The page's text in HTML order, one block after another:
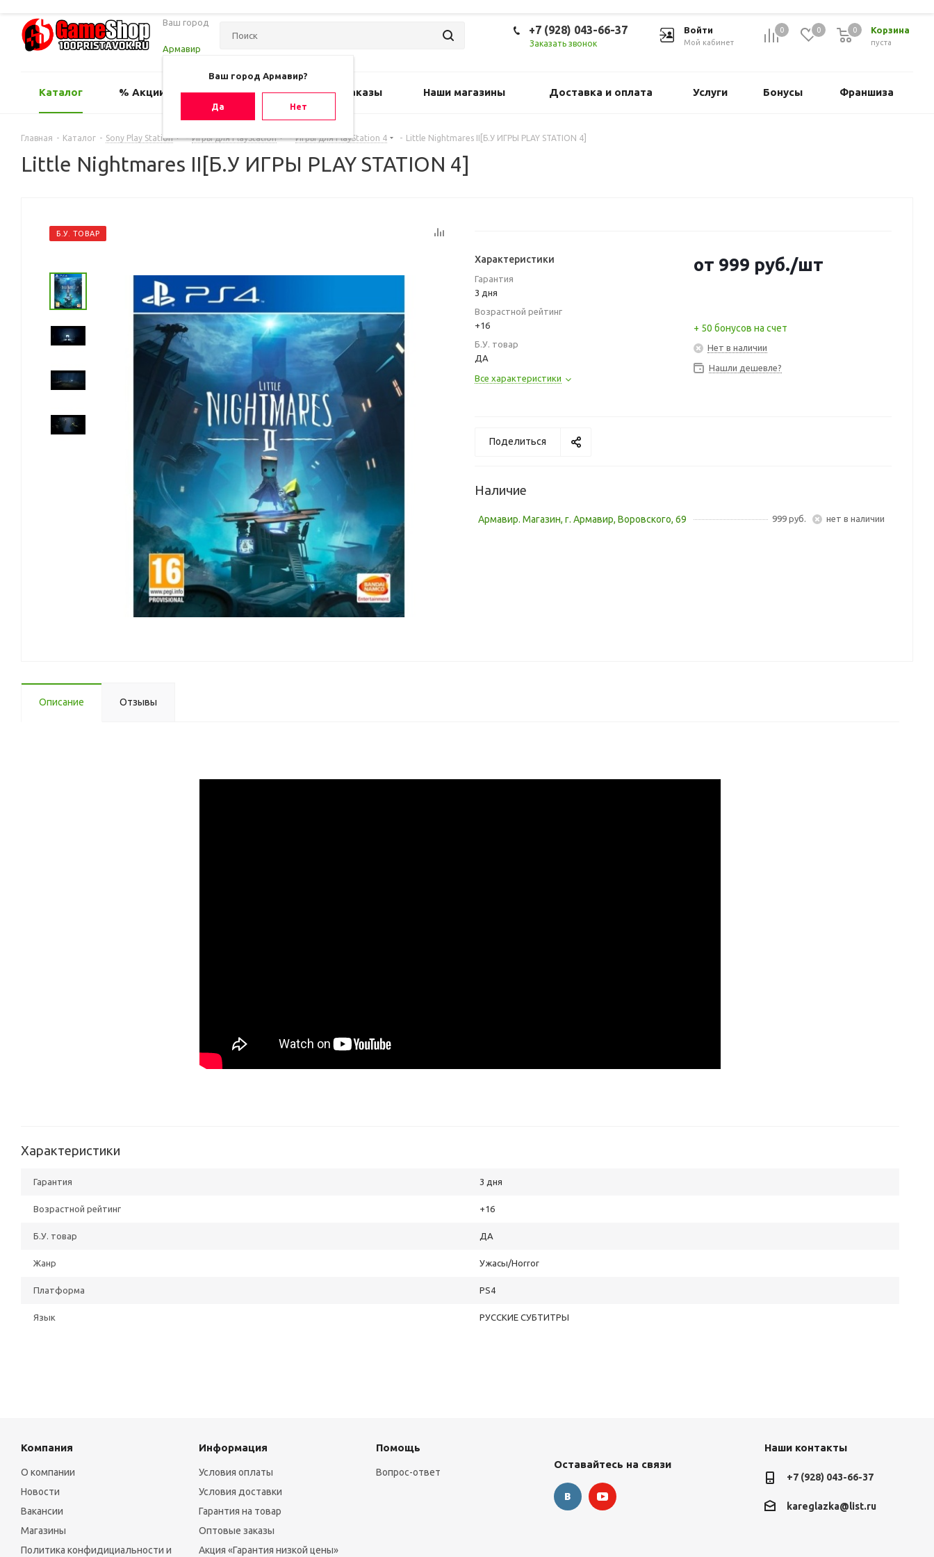
Ваш город
Армавир
Ваш город Армавир?
Да Нет
0 0 Корзина
пуста
0
Войти
Мой кабинет
+7 (928) 043-66-37
Заказать звонок
Каталог % Акции Оценить игру Предзаказы Наши магазины Доставка и оплата Услуги Бонусы Франшиза
Главная - Каталог - Sony Play Station - Игры для PlayStation - Игры для PlayStation 4 - Little Nightmares II[Б.У ИГРЫ PLAY STATION 4]
Little Nightmares II[Б.У ИГРЫ PLAY STATION 4]
Б.У. ТОВАР
Характеристики
Гарантия
3 дня
Возрастной рейтинг
+16
Б.У. товар
ДА
Все характеристики
от 999 руб./шт
+ 50 бонусов на счет
Нет в наличии
Нашли дешевле?
Поделиться
Наличие
Армавир. Магазин, г. Армавир, Воровского, 69 999 руб. Нет в наличии
Описание Отзывы
Характеристики
Гарантия 3 дня
Возрастной рейтинг +16
Б.У. товар ДА
Жанр Ужасы/Horror
Платформа PS4
Язык РУССКИЕ СУБТИТРЫ
Компания
О компании
Новости
Вакансии
Магазины
Политика конфидициальности и
Информация
Условия оплаты
Условия доставки
Гарантия на товар
Оптовые заказы
Акция «Гарантия низкой цены»
Помощь
Вопрос-ответ
Оставайтесь на связи
Наши контакты
+7 (928) 043-66-37
kareglazka@list.ru